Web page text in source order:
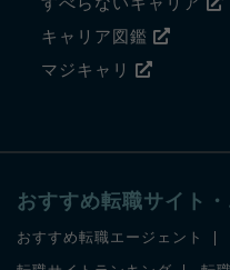
すべらないキャリア
キャリア図鑑
マジキャリ
おすすめ転職サイト
おすすめ転職エージェント